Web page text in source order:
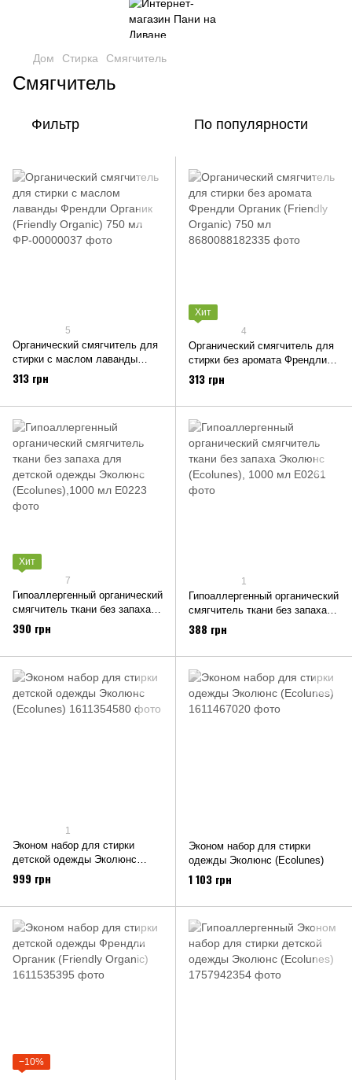
Дом Стирка Смягчитель
Смягчитель
Фильтр По популярности
5
Органический смягчитель для
стирки с маслом лаванды
Френдли Органик (Friendly
Organic) 750 мл
313 грн
Хит
4
Органический смягчитель для
стирки без аромата Френдли
Органик (Friendly Organic) 750
313 грн
Хит
7
Гипоаллергенный органический
cмягчитель ткани без запаха
для детской одежды Эколюнс
(Ecolunes),1000 мл
390 грн
1
Гипоаллергенный органический
cмягчитель ткани без запаха
Эколюнс (Ecolunes), 1000 мл
388 грн
1
Эконом набор для стирки
детской одежды Эколюнс
(Ecolunes)
999 грн
Эконом набор для стирки
одежды Эколюнс (Ecolunes)
1 103 грн
−10%